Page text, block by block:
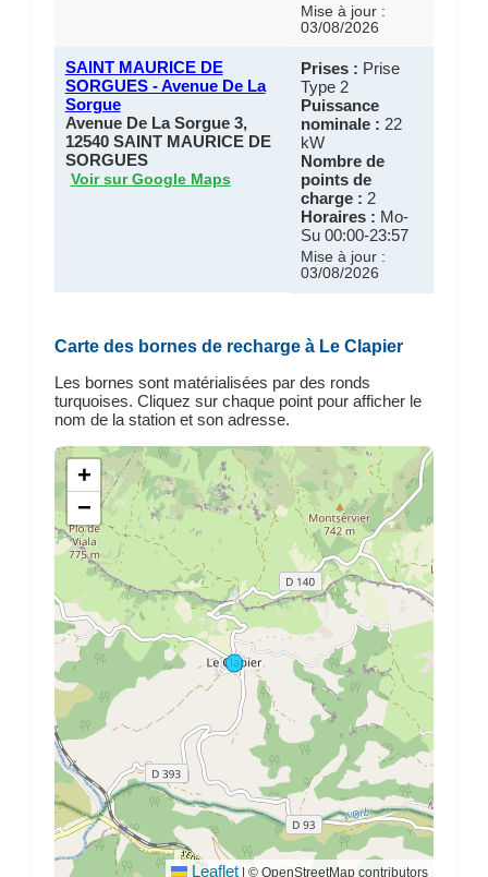
Mise à jour :
03/08/2026
SAINT MAURICE DE
SORGUES - Avenue De La
Sorgue
Avenue De La Sorgue 3,
12540 SAINT MAURICE DE
SORGUES
Voir sur Google Maps
Prises : Prise
Type 2
Puissance
nominale : 22
kW
Nombre de
points de
charge : 2
Horaires : Mo-
Su 00:00-23:57
Mise à jour :
03/08/2026
Carte des bornes de recharge à Le Clapier
Les bornes sont matérialisées par des ronds
turquoises. Cliquez sur chaque point pour afficher le
nom de la station et son adresse.
+
−
Leaflet | © OpenStreetMap contributors